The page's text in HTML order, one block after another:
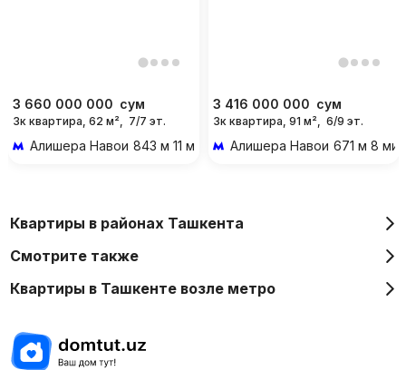
3 660 000 000 сум
3к квартира, 62 м², 7/7 эт.
Алишера Навои 843 м 11 мин пешком
3 416 000 000 сум
3к квартира, 91 м², 6/9 эт.
Алишера Навои 671 м 8
Квартиры в районах Ташкента
Смотрите также
Квартиры в Ташкенте возле метро